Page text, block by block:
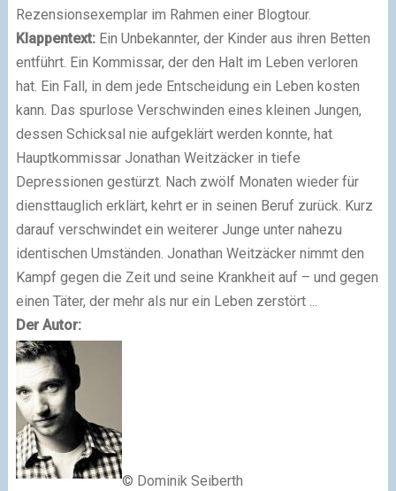
Rezensionsexemplar im Rahmen einer Blogtour.
Klappentext: Ein Unbekannter, der Kinder aus ihren Betten
entführt. Ein Kommissar, der den Halt im Leben verloren
hat. Ein Fall, in dem jede Entscheidung ein Leben kosten
kann. Das spurlose Verschwinden eines kleinen Jungen,
dessen Schicksal nie aufgeklärt werden konnte, hat
Hauptkommissar Jonathan Weitzäcker in tiefe
Depressionen gestürzt. Nach zwölf Monaten wieder für
diensttauglich erklärt, kehrt er in seinen Beruf zurück. Kurz
darauf verschwindet ein weiterer Junge unter nahezu
identischen Umständen. Jonathan Weitzäcker nimmt den
Kampf gegen die Zeit und seine Krankheit auf – und gegen
einen Täter, der mehr als nur ein Leben zerstört ...
Der Autor:
© Dominik Seiberth